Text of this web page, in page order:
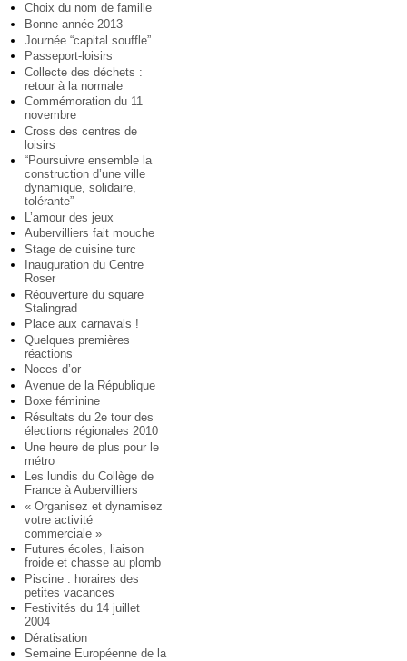
Choix du nom de famille
Bonne année 2013
Journée “capital souffle”
Passeport-loisirs
Collecte des déchets :
retour à la normale
Commémoration du 11
novembre
Cross des centres de
loisirs
“Poursuivre ensemble la
construction d’une ville
dynamique, solidaire,
tolérante”
L’amour des jeux
Aubervilliers fait mouche
Stage de cuisine turc
Inauguration du Centre
Roser
Réouverture du square
Stalingrad
Place aux carnavals !
Quelques premières
réactions
Noces d’or
Avenue de la République
Boxe féminine
Résultats du 2e tour des
élections régionales 2010
Une heure de plus pour le
métro
Les lundis du Collège de
France à Aubervilliers
« Organisez et dynamisez
votre activité
commerciale »
Futures écoles, liaison
froide et chasse au plomb
Piscine : horaires des
petites vacances
Festivités du 14 juillet
2004
Dératisation
Semaine Européenne de la